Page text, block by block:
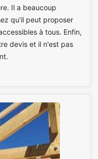
Il a beaucoup
qu'il peut proposer
à tous. Enfin,
devis et il n'est pas